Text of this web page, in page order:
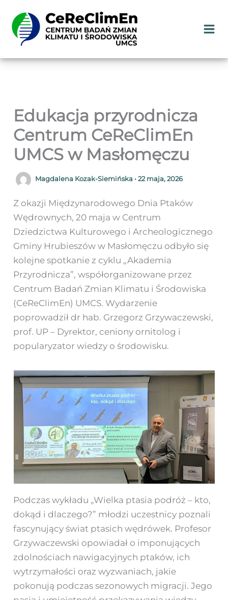
treści
Edukacja przyrodnicza
Centrum CeReClimEn
UMCS w Masłomęczu
Magdalena Kozak-Siemińska •22 maja, 2026
Z okazji Międzynarodowego Dnia Ptaków
Wędrownych, 20 maja w Centrum
Dziedzictwa Kulturowego i Archeologicznego
Gminy Hrubieszów w Masłomęczu odbyło się
kolejne spotkanie z cyklu „Akademia
Przyrodnicza”, współorganizowane przez
Centrum Badań Zmian Klimatu i Środowiska
(CeReClimEn) UMCS. Wydarzenie
poprowadził dr hab. Grzegorz Grzywaczewski,
prof. UP – Dyrektor, ceniony ornitolog i
popularyzator wiedzy o środowisku.
Podczas wykładu „Wielka ptasia podróż – kto,
dokąd i dlaczego?” młodzi uczestnicy poznali
fascynujący świat ptasich wędrówek. Profesor
Grzywaczewski opowiadał o imponujących
zdolnościach nawigacyjnych ptaków, ich
wytrzymałości oraz wyzwaniach, jakie
pokonują podczas sezonowych migracji. Jego